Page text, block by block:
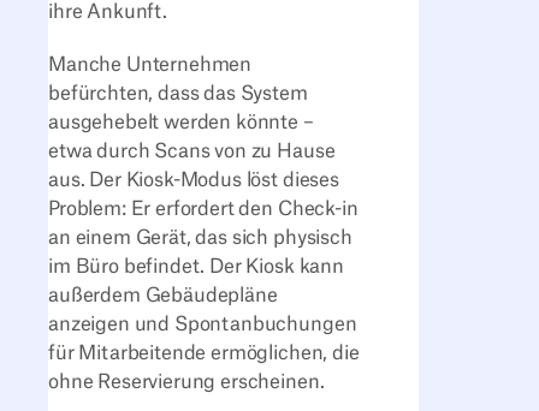
ihre Ankunft.
Manche Unternehmen
befürchten, dass das System
ausgehebelt werden könnte –
etwa durch Scans von zu Hause
aus. Der Kiosk-Modus löst dieses
Problem: Er erfordert den Check-in
an einem Gerät, das sich physisch
im Büro befindet. Der Kiosk kann
außerdem Gebäudepläne
anzeigen und Spontanbuchungen
für Mitarbeitende ermöglichen, die
ohne Reservierung erscheinen.